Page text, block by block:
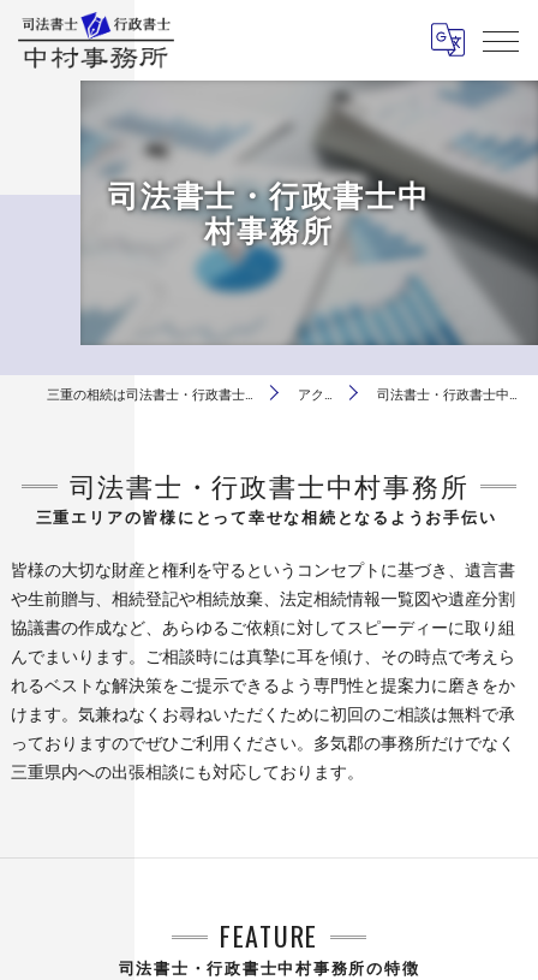
司法書士・行政書士中
村事務所
三重の相続は司法書士・行政書士中村事務所 アクセス 司法書士・行政書士中村事務所
三重エリアの皆様にとって幸せな相続となるようお手伝い
司法書士・行政書士中村事務所
皆様の大切な財産と権利を守るというコンセプトに基づき、遺言書
や生前贈与、相続登記や相続放棄、法定相続情報一覧図や遺産分割
協議書の作成など、あらゆるご依頼に対してスピーディーに取り組
んでまいります。ご相談時には真摯に耳を傾け、その時点で考えら
れるベストな解決策をご提示できるよう専門性と提案力に磨きをか
けます。気兼ねなくお尋ねいただくために初回のご相談は無料で承
っておりますのでぜひご利用ください。多気郡の事務所だけでなく
三重県内への出張相談にも対応しております。
司法書士・行政書士中村事務所の特徴
FEATURE